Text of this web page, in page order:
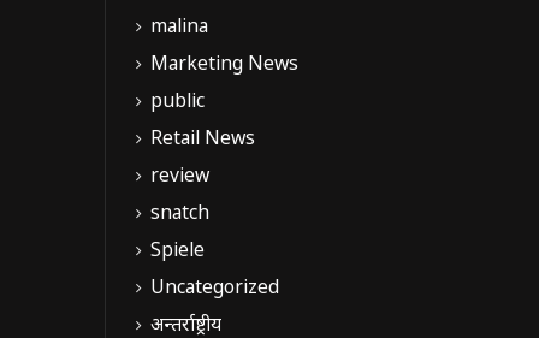
malina
Marketing News
public
Retail News
review
snatch
Spiele
Uncategorized
अन्तर्राष्ट्रीय